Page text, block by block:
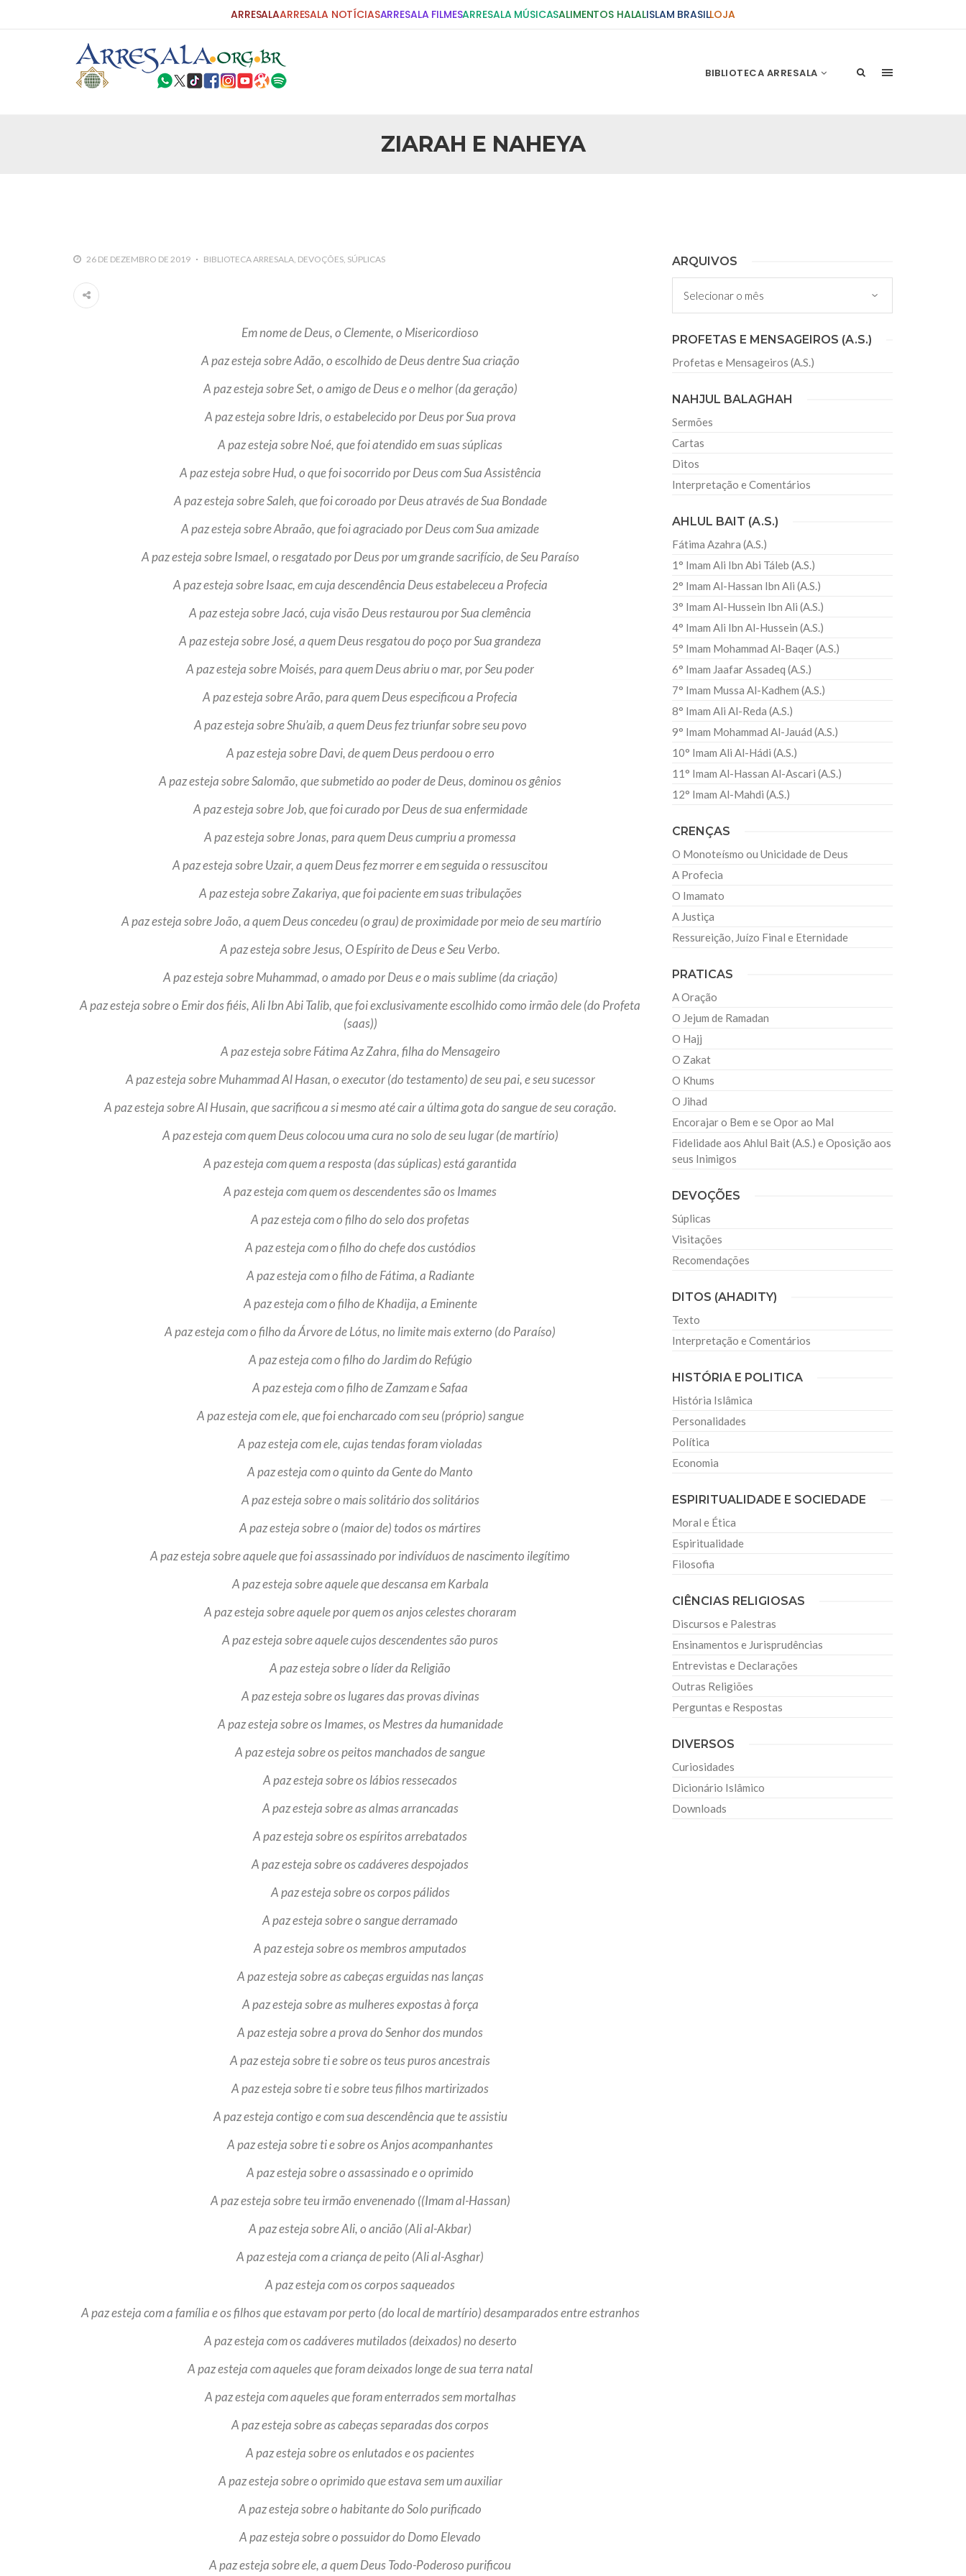
ARRESALAARRESALA NOTÍCIASARRESALA FILMESARRESALA MÚSICASALIMENTOS HALALISLAM BRASILLOJA
BIBLIOTECA ARRESALA
ZIARAH E NAHEYA
Carta do Bispo da Flórida ao Presidente Bush
25 DE SETEMBRO DE 2010
Necessárias Considerações Sobre o Conflito
As Sementes da Miséria e do Terror Ano Novo Islâmico e Início de Muharam
Hejrita. Desejamos a todos os irmãos e irmãs um novo
Em nome de Deus, o Clemente, o Misericordioso! Diante da data em que
Hussein Ibn Ali Ibn Abi Táleb (A.S.), conhecido por “Zein Al-Ábidin” (Formosura
Centro Islâmico no Brasil recebe o ex-ministro das
Relações Exteriores da República Islâmica do Irã
Na noite da quinta-feira, 03 de Abril, o Centro Islâmico no Brasil recebeu em sua
sede, em São Paulo, o ex-ministro das Relações Exteriores da República Islâmica
do Irã, Sr. Kamal Kharrazi, que encontra-se visitando
26 DE DEZEMBRO DE 2019 BIBLIOTECA ARRESALA DEVOÇÕES SÚPLICAS
Em nome de Deus, o Clemente, o Misericordioso
A paz esteja sobre Adão, o escolhido de Deus dentre Sua criação
A paz esteja sobre Set, o amigo de Deus e o melhor (da geração)
A paz esteja sobre Idris, o estabelecido por Deus por Sua prova
A paz esteja sobre Noé, que foi atendido em suas súplicas
A paz esteja sobre Hud, o que foi socorrido por Deus com Sua Assistência
A paz esteja sobre Saleh, que foi coroado por Deus através de Sua Bondade
A paz esteja sobre Abraão, que foi agraciado por Deus com Sua amizade
A paz esteja sobre Ismael, o resgatado por Deus por um grande sacrifício, de Seu Paraíso
A paz esteja sobre Isaac, em cuja descendência Deus estabeleceu a Profecia
A paz esteja sobre Jacó, cuja visão Deus restaurou por Sua clemência
A paz esteja sobre José, a quem Deus resgatou do poço por Sua grandeza
A paz esteja sobre Moisés, para quem Deus abriu o mar, por Seu poder
A paz esteja sobre Arão, para quem Deus especificou a Profecia
A paz esteja sobre Shu’aib, a quem Deus fez triunfar sobre seu povo
A paz esteja sobre Davi, de quem Deus perdoou o erro
A paz esteja sobre Salomão, que submetido ao poder de Deus, dominou os gênios
A paz esteja sobre Job, que foi curado por Deus de sua enfermidade
A paz esteja sobre Jonas, para quem Deus cumpriu a promessa
A paz esteja sobre Uzair, a quem Deus fez morrer e em seguida o ressuscitou
A paz esteja sobre Zakariya, que foi paciente em suas tribulações
A paz esteja sobre João, a quem Deus concedeu (o grau) de proximidade por meio de seu martírio
A paz esteja sobre Jesus, O Espírito de Deus e Seu Verbo.
A paz esteja sobre Muhammad, o amado por Deus e o mais sublime (da criação)
A paz esteja sobre o Emir dos fiéis, Ali Ibn Abi Talib, que foi exclusivamente escolhido como irmão dele (do Profeta
(saas))
A paz esteja sobre Fátima Az Zahra, filha do Mensageiro
A paz esteja sobre Muhammad Al Hasan, o executor (do testamento) de seu pai, e seu sucessor
A paz esteja sobre Al Husain, que sacrificou a si mesmo até cair a última gota do sangue de seu coração.
A paz esteja com quem Deus colocou uma cura no solo de seu lugar (de martírio)
A paz esteja com quem a resposta (das súplicas) está garantida
A paz esteja com quem os descendentes são os Imames
A paz esteja com o filho do selo dos profetas
A paz esteja com o filho do chefe dos custódios
A paz esteja com o filho de Fátima, a Radiante
A paz esteja com o filho de Khadija, a Eminente
A paz esteja com o filho da Árvore de Lótus, no limite mais externo (do Paraíso)
A paz esteja com o filho do Jardim do Refúgio
A paz esteja com o filho de Zamzam e Safaa
A paz esteja com ele, que foi encharcado com seu (próprio) sangue
A paz esteja com ele, cujas tendas foram violadas
A paz esteja com o quinto da Gente do Manto
A paz esteja sobre o mais solitário dos solitários
A paz esteja sobre o (maior de) todos os mártires
A paz esteja sobre aquele que foi assassinado por indivíduos de nascimento ilegítimo
A paz esteja sobre aquele que descansa em Karbala
A paz esteja sobre aquele por quem os anjos celestes choraram
A paz esteja sobre aquele cujos descendentes são puros
A paz esteja sobre o líder da Religião
A paz esteja sobre os lugares das provas divinas
A paz esteja sobre os Imames, os Mestres da humanidade
A paz esteja sobre os peitos manchados de sangue
A paz esteja sobre os lábios ressecados
A paz esteja sobre as almas arrancadas
A paz esteja sobre os espíritos arrebatados
A paz esteja sobre os cadáveres despojados
A paz esteja sobre os corpos pálidos
A paz esteja sobre o sangue derramado
A paz esteja sobre os membros amputados
A paz esteja sobre as cabeças erguidas nas lanças
A paz esteja sobre as mulheres expostas à força
A paz esteja sobre a prova do Senhor dos mundos
A paz esteja sobre ti e sobre os teus puros ancestrais
A paz esteja sobre ti e sobre teus filhos martirizados
A paz esteja contigo e com sua descendência que te assistiu
A paz esteja sobre ti e sobre os Anjos acompanhantes
A paz esteja sobre o assassinado e o oprimido
A paz esteja sobre teu irmão envenenado ((Imam al-Hassan)
A paz esteja sobre Ali, o ancião (Ali al-Akbar)
A paz esteja com a criança de peito (Ali al-Asghar)
A paz esteja com os corpos saqueados
A paz esteja com a família e os filhos que estavam por perto (do local de martírio) desamparados entre estranhos
A paz esteja com os cadáveres mutilados (deixados) no deserto
A paz esteja com aqueles que foram deixados longe de sua terra natal
A paz esteja com aqueles que foram enterrados sem mortalhas
A paz esteja sobre as cabeças separadas dos corpos
A paz esteja sobre os enlutados e os pacientes
A paz esteja sobre o oprimido que estava sem um auxiliar
A paz esteja sobre o habitante do Solo purificado
A paz esteja sobre o possuidor do Domo Elevado
A paz esteja sobre ele, a quem Deus Todo-Poderoso purificou
ARQUIVOS
Arquivos
PROFETAS E MENSAGEIROS (A.S.)
Profetas e Mensageiros (A.S.)
NAHJUL BALAGHAH
Sermões
Cartas
Ditos
Interpretação e Comentários
AHLUL BAIT (A.S.)
Fátima Azahra (A.S.)
1° Imam Ali Ibn Abi Táleb (A.S.)
2° Imam Al-Hassan Ibn Ali (A.S.)
3° Imam Al-Hussein Ibn Ali (A.S.)
4° Imam Ali Ibn Al-Hussein (A.S.)
5° Imam Mohammad Al-Baqer (A.S.)
6° Imam Jaafar Assadeq (A.S.)
7° Imam Mussa Al-Kadhem (A.S.)
8° Imam Ali Al-Reda (A.S.)
9° Imam Mohammad Al-Jauád (A.S.)
10° Imam Ali Al-Hádi (A.S.)
11° Imam Al-Hassan Al-Ascari (A.S.)
12° Imam Al-Mahdi (A.S.)
CRENÇAS
O Monoteísmo ou Unicidade de Deus
A Profecia
O Imamato
A Justiça
Ressureição, Juízo Final e Eternidade
PRATICAS
A Oração
O Jejum de Ramadan
O Hajj
O Zakat
O Khums
O Jihad
Encorajar o Bem e se Opor ao Mal
Fidelidade aos Ahlul Bait (A.S.) e Oposição aos
seus Inimigos
DEVOÇÕES
Súplicas
Visitações
Recomendações
DITOS (AHADITY)
Texto
Interpretação e Comentários
HISTÓRIA E POLITICA
História Islâmica
Personalidades
Política
Economia
ESPIRITUALIDADE E SOCIEDADE
Moral e Ética
Espiritualidade
Filosofia
CIÊNCIAS RELIGIOSAS
Discursos e Palestras
Ensinamentos e Jurisprudências
Entrevistas e Declarações
Outras Religiões
Perguntas e Respostas
DIVERSOS
Curiosidades
Dicionário Islâmico
Downloads